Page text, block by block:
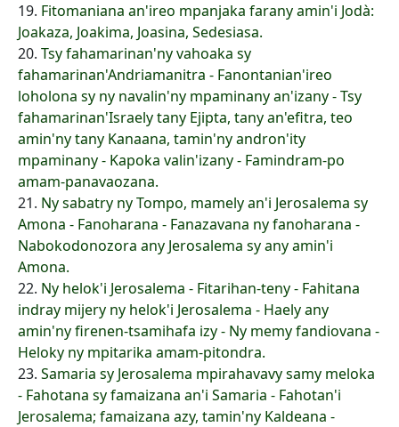
19. Fitomaniana an'ireo mpanjaka farany amin'i Jodà:
Joakaza, Joakima, Joasina, Sedesiasa.
20. Tsy fahamarinan'ny vahoaka sy
fahamarinan'Andriamanitra - Fanontanian'ireo
loholona sy ny navalin'ny mpaminany an'izany - Tsy
fahamarinan'Israely tany Ejipta, tany an'efitra, teo
amin'ny tany Kanaana, tamin'ny andron'ity
mpaminany - Kapoka valin'izany - Famindram-po
amam-panavaozana.
21. Ny sabatry ny Tompo, mamely an'i Jerosalema sy
Amona - Fanoharana - Fanazavana ny fanoharana -
Nabokodonozora any Jerosalema sy any amin'i
Amona.
22. Ny helok'i Jerosalema - Fitarihan-teny - Fahitana
indray mijery ny helok'i Jerosalema - Haely any
amin'ny firenen-tsamihafa izy - Ny memy fandiovana -
Heloky ny mpitarika amam-pitondra.
23. Samaria sy Jerosalema mpirahavavy samy meloka
- Fahotana sy famaizana an'i Samaria - Fahotan'i
Jerosalema; famaizana azy, tamin'ny Kaldeana -